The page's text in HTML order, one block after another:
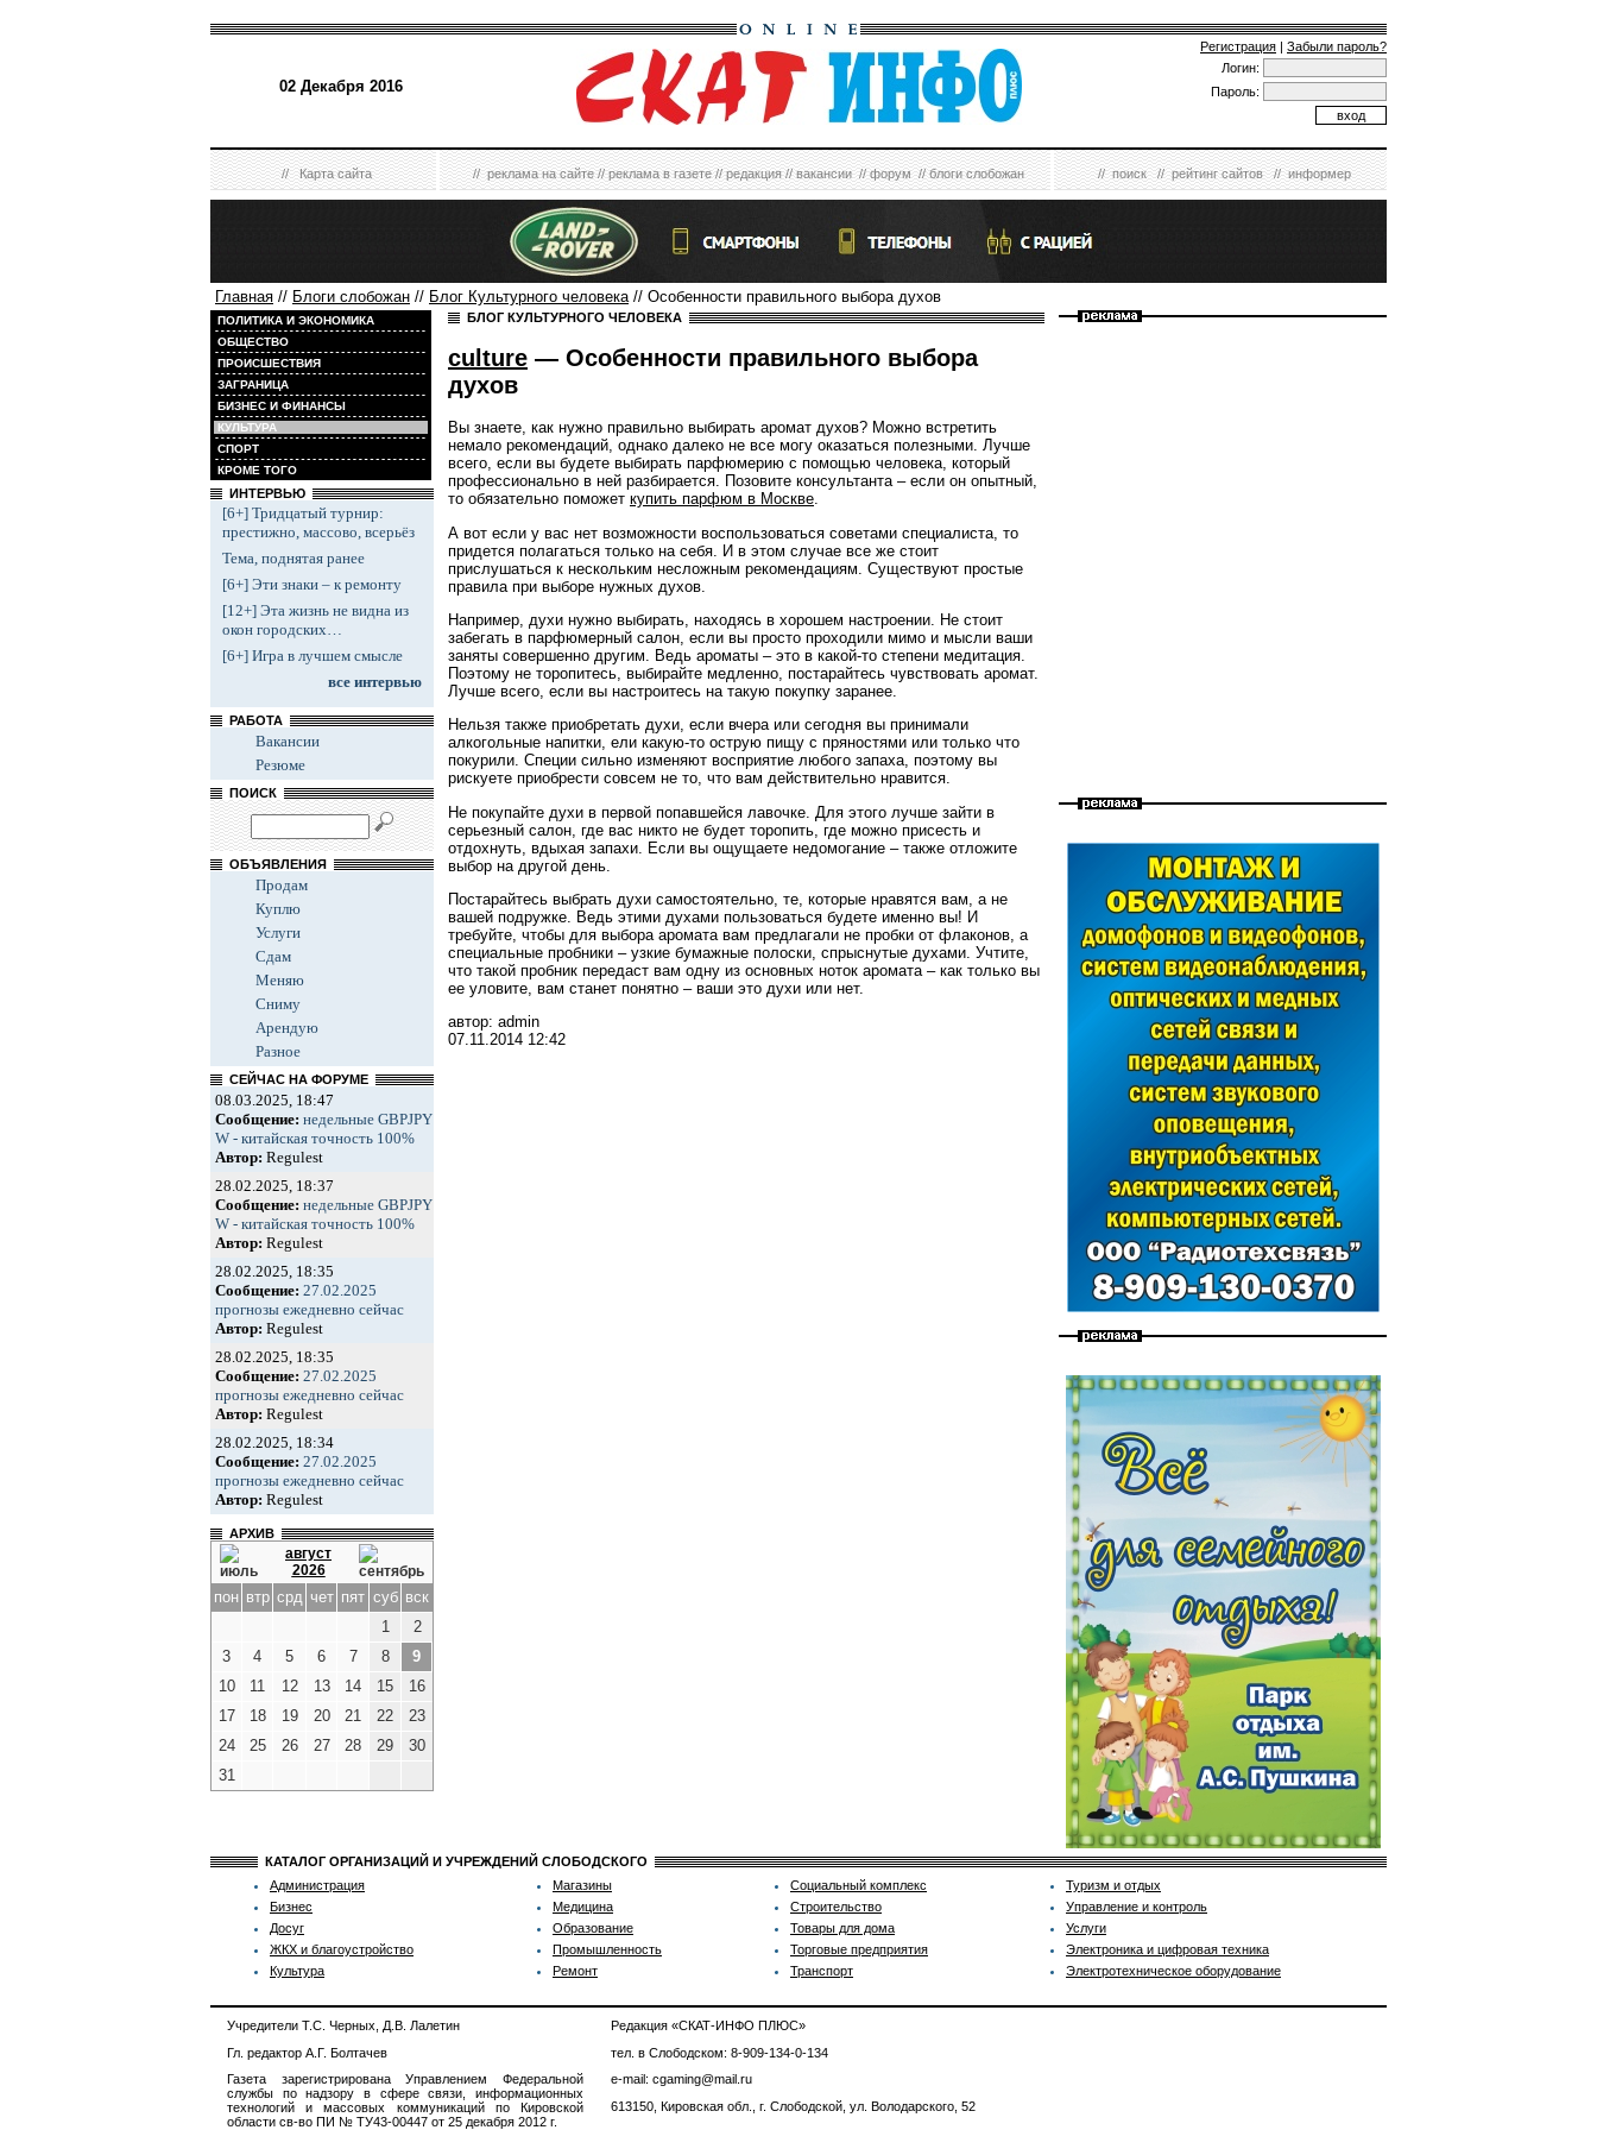
02 Декабря 2016
Регистрация | Забыли пароль?
Логин:
Пароль:
//Карта сайта //реклама на сайте//реклама в газете//редакция//вакансии//форум//блоги слобожан //поиск//рейтинг сайтов//информер
Главная // Блоги слобожан // Блог Культурного человека// Особенности правильного выбора духов
ПОЛИТИКА И ЭКОНОМИКА
ОБЩЕСТВО
ПРОИСШЕСТВИЯ
ЗАГРАНИЦА
БИЗНЕС И ФИНАНСЫ
КУЛЬТУРА
СПОРТ
КРОМЕ ТОГО
ИНТЕРВЬЮ
[6+] Тридцатый турнир:
престижно, массово, всерьёз
Тема, поднятая ранее
[6+] Эти знаки – к ремонту
[12+] Эта жизнь не видна из
окон городских…
[6+] Игра в лучшем смысле
все интервью
РАБОТА
Вакансии
Резюме
ПОИСК
ОБЪЯВЛЕНИЯ
Продам
Куплю
Услуги
Сдам
Меняю
Сниму
Арендую
Разное
СЕЙЧАС НА ФОРУМЕ
08.03.2025, 18:47
Сообщение: недельные GBPJPY
W - китайская точность 100%
Автор: Regulest
28.02.2025, 18:37
Сообщение: недельные GBPJPY
W - китайская точность 100%
Автор: Regulest
28.02.2025, 18:35
Сообщение: 27.02.2025
прогнозы ежедневно сейчас
Автор: Regulest
28.02.2025, 18:35
Сообщение: 27.02.2025
прогнозы ежедневно сейчас
Автор: Regulest
28.02.2025, 18:34
Сообщение: 27.02.2025
прогнозы ежедневно сейчас
Автор: Regulest
АРХИВ
август
2026
пон втр срд чет пят суб вск
1
2
3
4 5 6 7 8
9
10
11 12 13 14 15
16
17
18 19 20 21 22
23
24
25 26 27 28 29
30
31
БЛОГ КУЛЬТУРНОГО ЧЕЛОВЕКА
culture — Особенности правильного выбора
духов
Вы знаете, как нужно правильно выбирать аромат духов? Можно встретить
немало рекомендаций, однако далеко не все могу оказаться полезными. Лучше
всего, если вы будете выбирать парфюмерию с помощью человека, который
профессионально в ней разбирается. Позовите консультанта – если он опытный,
то обязательно поможет купить парфюм в Москве.
А вот если у вас нет возможности воспользоваться советами специалиста, то
придется полагаться только на себя. И в этом случае все же стоит
прислушаться к нескольким несложным рекомендациям. Существуют простые
правила при выборе нужных духов.
Например, духи нужно выбирать, находясь в хорошем настроении. Не стоит
забегать в парфюмерный салон, если вы просто проходили мимо и мысли ваши
заняты совершенно другим. Ведь ароматы – это в какой-то степени медитация.
Поэтому не торопитесь, выбирайте медленно, постарайтесь чувствовать аромат.
Лучше всего, если вы настроитесь на такую покупку заранее.
Нельзя также приобретать духи, если вчера или сегодня вы принимали
алкогольные напитки, ели какую-то острую пищу с пряностями или только что
покурили. Специи сильно изменяют восприятие любого запаха, поэтому вы
рискуете приобрести совсем не то, что вам действительно нравится.
Не покупайте духи в первой попавшейся лавочке. Для этого лучше зайти в
серьезный салон, где вас никто не будет торопить, где можно присесть и
отдохнуть, вдыхая запахи. Если вы ощущаете недомогание – также отложите
выбор на другой день.
Постарайтесь выбрать духи самостоятельно, те, которые нравятся вам, а не
вашей подружке. Ведь этими духами пользоваться будете именно вы! И
требуйте, чтобы для выбора аромата вам предлагали не пробки от флаконов, а
специальные пробники – узкие бумажные полоски, спрыснутые духами. Учтите,
что такой пробник передаст вам одну из основных ноток аромата – как только вы
ее уловите, вам станет понятно – ваши это духи или нет.
автор: admin
07.11.2014 12:42
КАТАЛОГ ОРГАНИЗАЦИЙ И УЧРЕЖДЕНИЙ СЛОБОДСКОГО
Администрация
Бизнес
Досуг
ЖКХ и благоустройство
Культура
Магазины
Медицина
Образование
Промышленность
Ремонт
Социальный комплекс
Строительство
Товары для дома
Торговые предприятия
Транспорт
Туризм и отдых
Управление и контроль
Услуги
Электроника и цифровая техника
Электротехническое оборудование
Учредители Т.С. Черных, Д.В. Лалетин
Гл. редактор А.Г. Болтачев
Газета зарегистрирована Управлением Федеральной
службы по надзору в сфере связи, информационных
технологий и массовых коммуникаций по Кировской
области св-во ПИ № ТУ43-00447 от 25 декабря 2012 г.
Редакция «СКАТ-ИНФО ПЛЮС»
тел. в Слободском: 8-909-134-0-134
e-mail: cgaming@mail.ru
613150, Кировская обл., г. Слободской, ул. Володарского, 52